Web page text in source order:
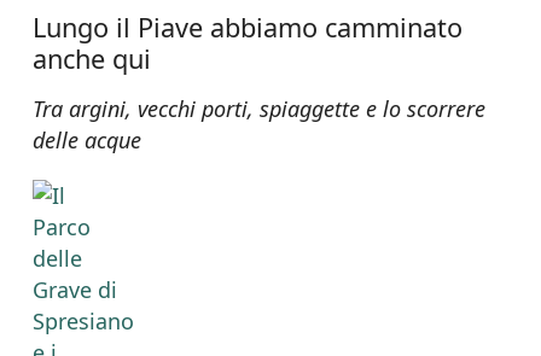
Lungo il Piave abbiamo camminato
anche qui
Tra argini, vecchi porti, spiaggette e lo scorrere
delle acque